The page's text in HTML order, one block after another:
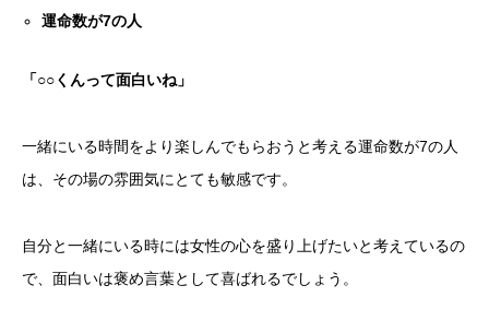
運命数が7の人
「○○くんって面白いね」
一緒にいる時間をより楽しんでもらおうと考える運命数が7の人
は、その場の雰囲気にとても敏感です。
自分と一緒にいる時には女性の心を盛り上げたいと考えているの
で、面白いは褒め言葉として喜ばれるでしょう。